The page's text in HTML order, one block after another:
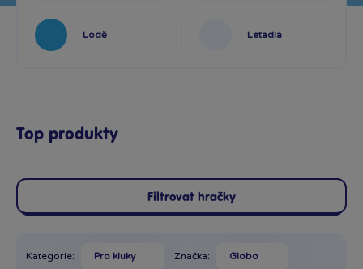
Lodě Letadla
Top produkty
Filtrovat hračky
Kategorie: Pro kluky Značka: Globo